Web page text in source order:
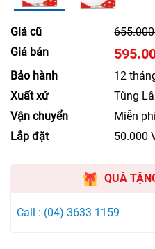
Giá cũ
Giá bán
Bảo hành
12
Xuất xứ
Tùng
Vận chuyển
Miễn
Lắp đặt
50.000
QUÀ
Call : (04) 3633 1159